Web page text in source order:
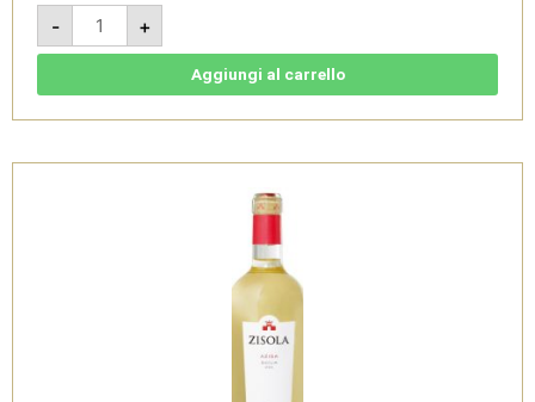
-
POGGIO
BADIOLA
Toscana
IGT
+
Aggiungi al carrello